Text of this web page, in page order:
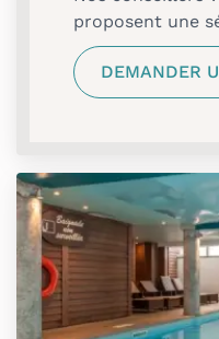
proposent une
DEMANDER